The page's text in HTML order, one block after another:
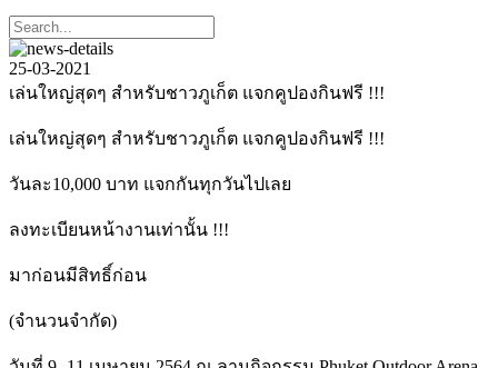
25-03-2021
เล่นใหญ่สุดๆ สำหรับชาวภูเก็ต แจกคูปองกินฟรี !!!
เล่นใหญ่สุดๆ สำหรับชาวภูเก็ต แจกคูปองกินฟรี !!!
วันละ10,000 บาท แจกกันทุกวันไปเลย
ลงทะเบียนหน้างานเท่านั้น !!!
มาก่อนมีสิทธิ์ก่อน
(จำนวนจำกัด)